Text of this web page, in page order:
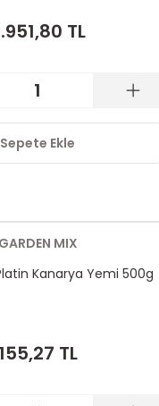
TL
Sepete Ekle
GARDEN MIX
Kanarya Yemi 500g
155,27 TL